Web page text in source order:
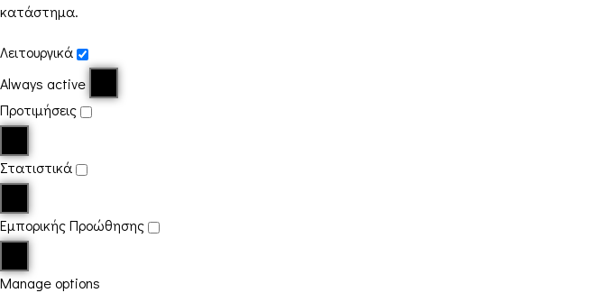
κατάστημα.
Λειτουργικά
Always active
Προτιμήσεις
Στατιστικά
Εμπορικής Προώθησης
Manage options